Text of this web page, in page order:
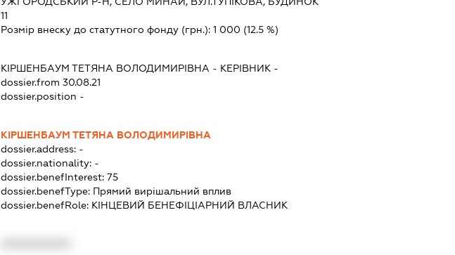
11
Розмір внеску до статутного фонду (грн.):1 000 (12.5 %)
КІРШЕНБАУМ ТЕТЯНА ВОЛОДИМИРІВНА - КЕРІВНИК -
dossier.from 30.08.21
dossier.position -
КІРШЕНБАУМ ТЕТЯНА ВОЛОДИМИРІВНА
dossier.address: -
dossier.nationality: -
dossier.benefInterest:75
dossier.benefType: Прямий вирішальний вплив
dossier.benefRole: КІНЦЕВИЙ БЕНЕФІЦІАРНИЙ ВЛАСНИК